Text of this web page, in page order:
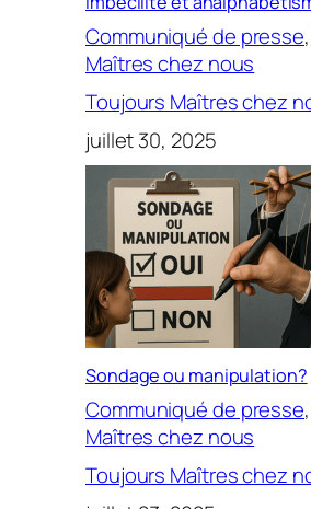
Communiqué de presse,
Maîtres chez nous
Toujours Maîtres chez
juillet 30, 2025
Sondage ou manipulation?
Communiqué de presse,
Maîtres chez nous
Toujours Maîtres chez